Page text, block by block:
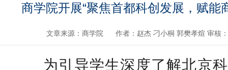
商学院开展“聚焦首都科创发展，赋能
文章来源：商学院 作者：赵杰 刁小桐 郭樊孝煊 审核
为引导学生深度了解北京